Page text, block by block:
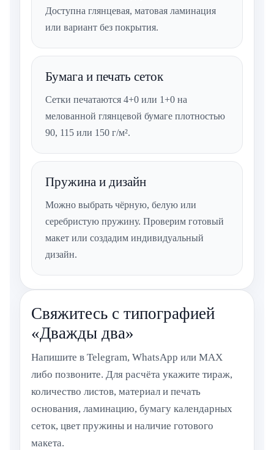
Доступна глянцевая, матовая ламинация
или вариант без покрытия.
Бумага и печать сеток
Сетки печатаются 4+0 или 1+0 на
мелованной глянцевой бумаге плотностью
90, 115 или 150 г/м².
Пружина и дизайн
Можно выбрать чёрную, белую или
серебристую пружину. Проверим готовый
макет или создадим индивидуальный
дизайн.
Свяжитесь с типографией
«Дважды два»
Напишите в Telegram, WhatsApp или MAX
либо позвоните. Для расчёта укажите тираж,
количество листов, материал и печать
основания, ламинацию, бумагу календарных
сеток, цвет пружины и наличие готового
макета.